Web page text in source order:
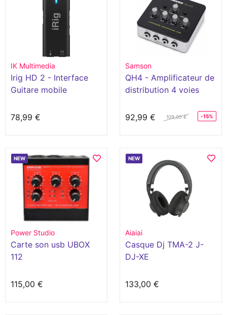
IK Multimedia
Irig HD 2 - Interface
Guitare mobile
78,99 €
Samson
QH4 - Amplificateur de
distribution 4 voies
92,99 € 109,00 € -15%
NEW
Power Studio
Carte son usb UBOX
112
115,00 €
NEW
Aiaiai
Casque Dj TMA-2 J-
DJ-XE
133,00 €